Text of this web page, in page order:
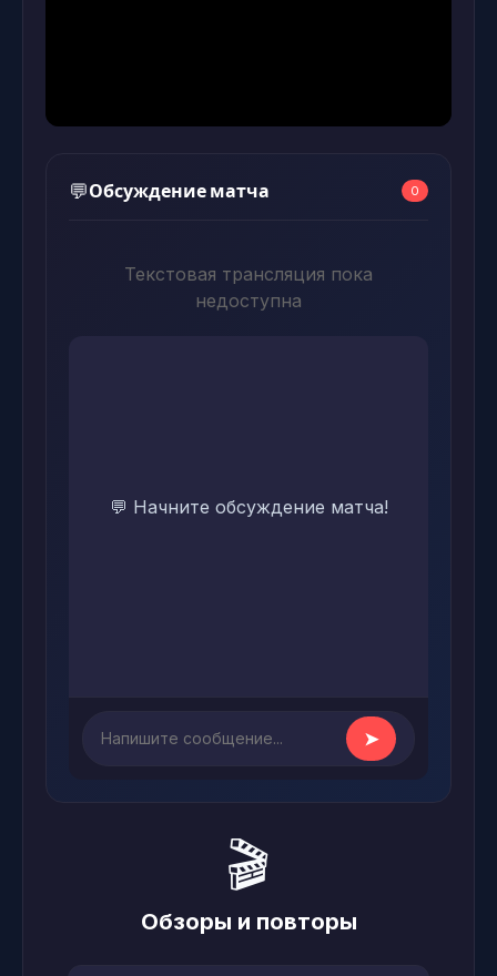
💬Обсуждение матча 0
Текстовая трансляция пока
недоступна
💬 Начните обсуждение матча!
➤
🎬
Обзоры и повторы